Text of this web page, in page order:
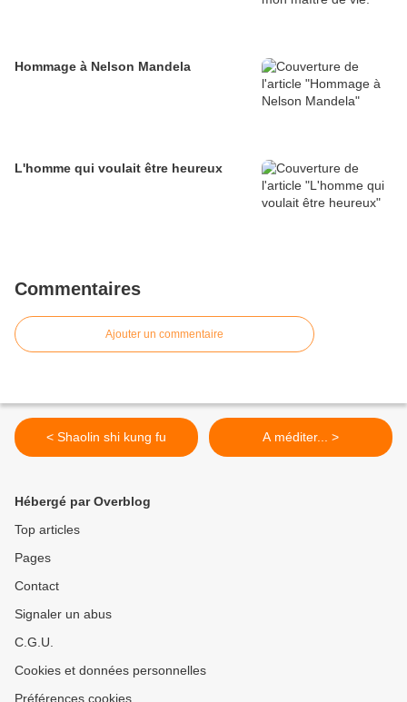
Hommage à Nelson Mandela
L'homme qui voulait être heureux
Commentaires
Ajouter un commentaire
< Shaolin shi kung fu A méditer... >
Hébergé par Overblog
Top articles
Pages
Contact
Signaler un abus
C.G.U.
Cookies et données personnelles
Préférences cookies